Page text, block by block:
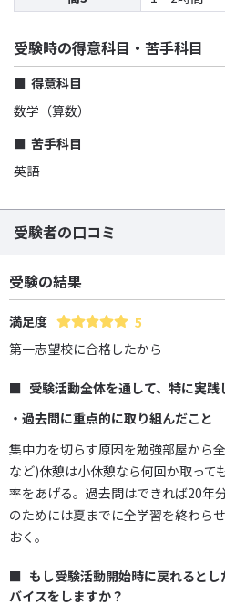
受験時の得意科目・苦手科目
得意科目
数学（算数）
苦手科目
英語
受験者の口コミ
受験の結果
満足度
5
第一志望校に合格したから
受験活動全体を通して、特に実践
・過去問に重点的に取り組んだこと
集中力を切らす原因を勉強部屋から
など)休憩は小休憩なら何回か取って
率をあげる。過去問はできれば20年
のためには夏までに全学習を終わら
おく。
もし受験活動開始時に戻れると
バイスをしますか？